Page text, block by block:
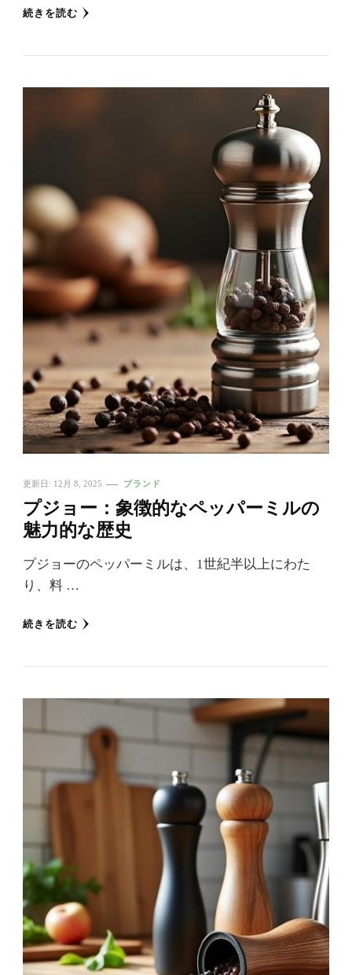
続きを読む
更新日: 12月 8, 2025 ブランド
プジョー：象徴的なペッパーミルの
魅力的な歴史
プジョーのペッパーミルは、1世紀半以上にわた
り、料 …
続きを読む